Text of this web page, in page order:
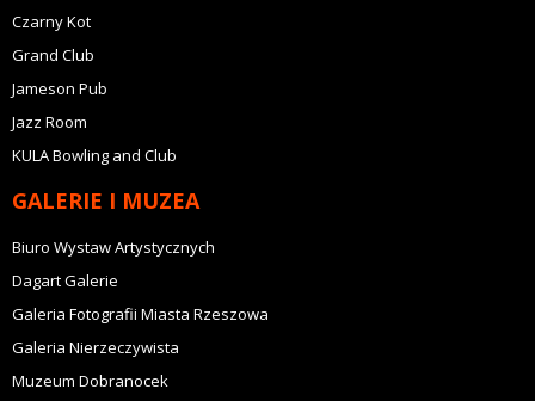
Czarny Kot
Grand Club
Jameson Pub
Jazz Room
KULA Bowling and Club
GALERIE I MUZEA
Biuro Wystaw Artystycznych
Dagart Galerie
Galeria Fotografii Miasta Rzeszowa
Galeria Nierzeczywista
Muzeum Dobranocek